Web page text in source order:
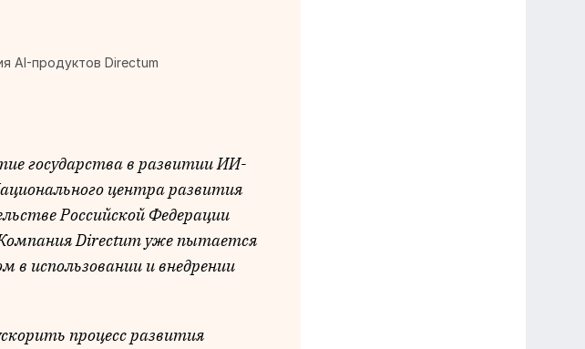
AI-продуктов Directum
государства в развитии ИИ-
центра развития
Российской Федерации
Directum уже пытается
в использовании и внедрении
процесс развития